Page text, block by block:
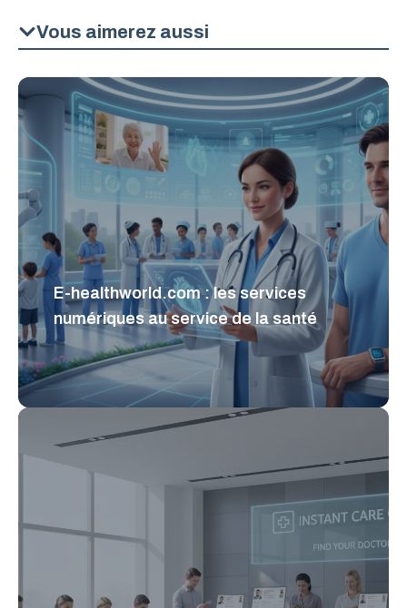
Vous aimerez aussi
E-healthworld.com : les services
numériques au service de la santé